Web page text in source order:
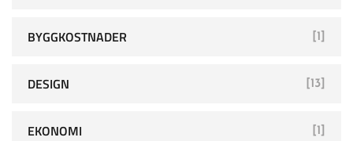
BYGGKOSTNADER [1]
DESIGN [13]
EKONOMI [1]